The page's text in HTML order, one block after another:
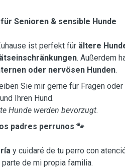
Senioren & sensible Hunde
ist perfekt für ältere
. Außerdem
oder nervösen Hunden.
Sie mir gerne für Fragen
Ihren Hund.
Hunde werden bevorzugt.
padres perrunos 🐾
y cuidaré de tu perro con
de mi propia familia.